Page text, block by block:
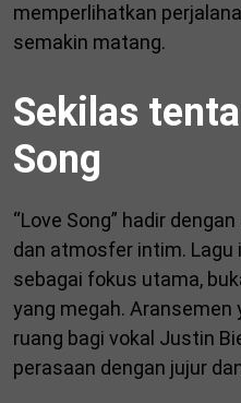
memperlihatkan
semakin matang.
Sekilas
Song
“Love Song” hadir
dan atmosfer intim.
sebagai fokus utama,
yang megah. Aransemen
ruang bagi vokal Justin
perasaan dengan jujur